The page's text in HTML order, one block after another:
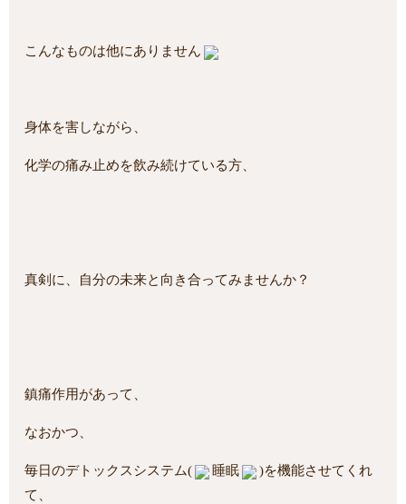
こんなものは他にありません
身体を害しながら、
化学の痛み止めを飲み続けている方、
真剣に、自分の未来と向き合ってみませんか？
鎮痛作用があって、
なおかつ、
毎日のデトックスシステム( 睡眠
)を機能させてくれ
て、